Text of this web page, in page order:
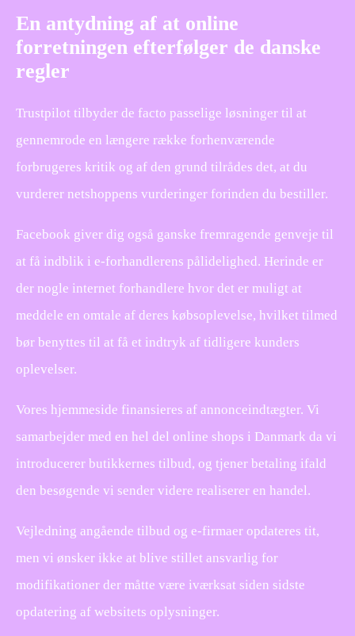
En antydning af at online
forretningen efterfølger de danske
regler
Trustpilot tilbyder de facto passelige løsninger til at
gennemrode en længere række forhenværende
forbrugeres kritik og af den grund tilrådes det, at du
vurderer netshoppens vurderinger forinden du bestiller.
Facebook giver dig også ganske fremragende genveje til
at få indblik i e-forhandlerens pålidelighed. Herinde er
der nogle internet forhandlere hvor det er muligt at
meddele en omtale af deres købsoplevelse, hvilket tilmed
bør benyttes til at få et indtryk af tidligere kunders
oplevelser.
Vores hjemmeside finansieres af annonceindtægter. Vi
samarbejder med en hel del online shops i Danmark da vi
introducerer butikkernes tilbud, og tjener betaling ifald
den besøgende vi sender videre realiserer en handel.
Vejledning angående tilbud og e-firmaer opdateres tit,
men vi ønsker ikke at blive stillet ansvarlig for
modifikationer der måtte være iværksat siden sidste
opdatering af websitets oplysninger.